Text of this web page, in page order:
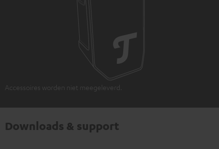
Accessoires worden niet meegeleverd.
Downloads & support